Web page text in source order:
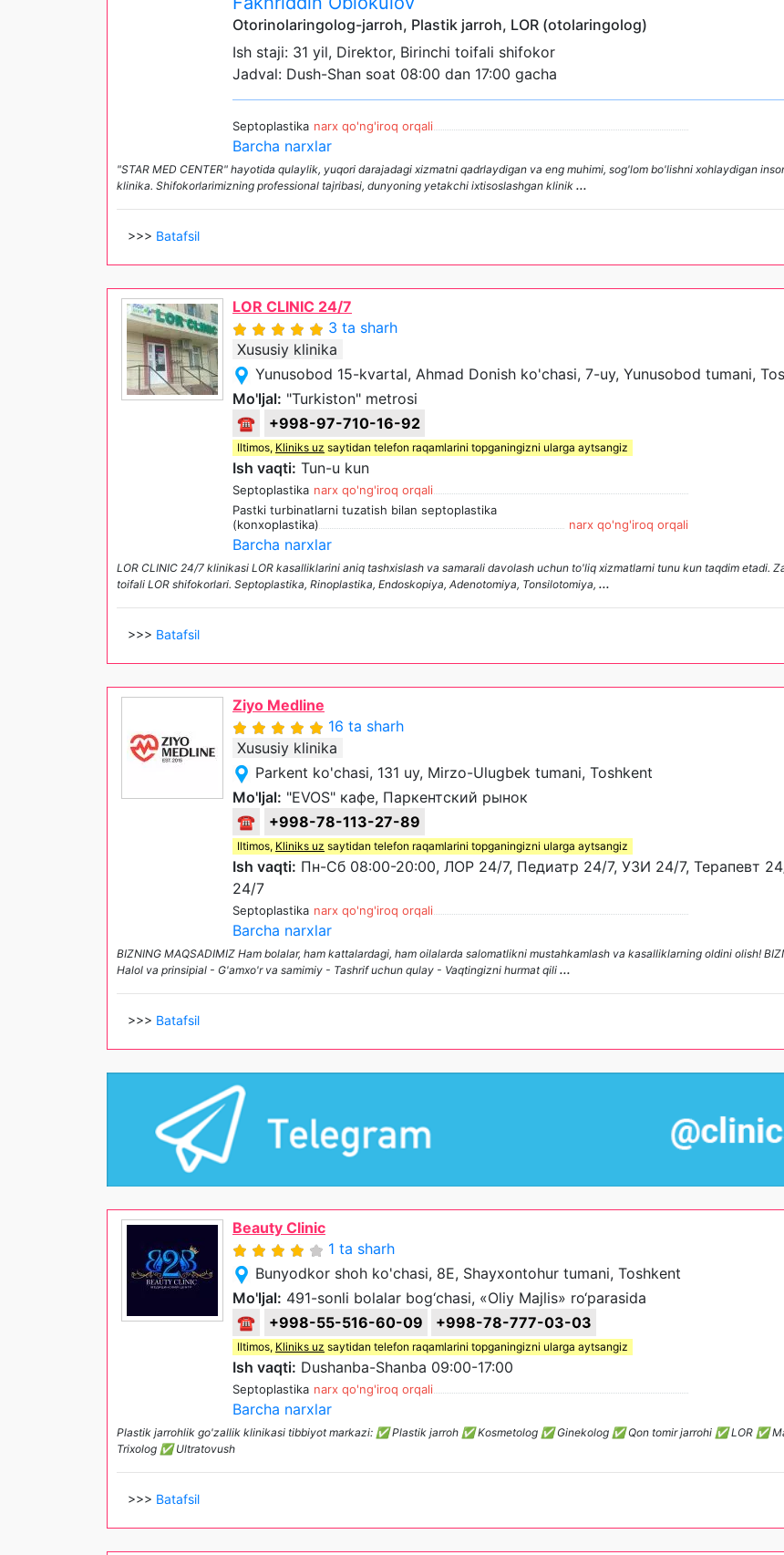
Otorinolaringolog-jarroh, Plastik jarroh, LOR (otolaringolog)
Ish staji: 31 yil, Direktor, Birinchi toifali shifokor
Jadval: Dush-Shan soat 08:00 dan 17:00 gacha
Septoplastika narx qo'ng'iroq orqali
Barcha narxlar
"STAR MED CENTER" hayotida qulaylik, yuqori darajadagi xizmatni qadrlaydigan va eng muhimi, sog'lom bo'lishni xohlaydigan
klinika. Shifokorlarimizning professional tajribasi, dunyoning yetakchi ixtisoslashgan klinik ...
>>> Batafsil
LOR CLINIC 24/7
3 ta sharh
Xususiy klinika
Yunusobod 15-kvartal, Ahmad Donish ko'chasi, 7-uy, Yunusobod tumani,
Mo'ljal: "Turkiston" metrosi
☎
+998-97-710-16-92
Iltimos, Kliniks uz saytidan telefon raqamlarini topganingizni ularga aytsangiz
Ish vaqti: Tun-u kun
Septoplastika narx qo'ng'iroq orqali
Pastki turbinatlarni tuzatish bilan septoplastika
(konxoplastika)
narx qo'ng'iroq orqali
Barcha narxlar
LOR CLINIC 24/7 klinikasi LOR kasalliklarini aniq tashxislash va samarali davolash uchun to'liq xizmatlarni tunu kun taqdim etadi.
toifali LOR shifokorlari. Septoplastika, Rinoplastika, Endoskopiya, Adenotomiya, Tonsilotomiya, ...
>>> Batafsil
Ziyo Medline
16 ta sharh
Xususiy klinika
Parkent ko'chasi, 131 uy, Mirzo-Ulugbek tumani, Toshkent
Mo'ljal: "EVOS" кафе, Паркентский рынок
☎
+998-78-113-27-89
Iltimos, Kliniks uz saytidan telefon raqamlarini topganingizni ularga aytsangiz
Ish vaqti: Пн-Сб 08:00-20:00, ЛОР 24/7, Педиатр 24/7, УЗИ 24/7, Терапевт
24/7
Septoplastika narx qo'ng'iroq orqali
Barcha narxlar
BIZNING MAQSADIMIZ Ham bolalar, ham kattalardagi, ham oilalarda salomatlikni mustahkamlash va kasalliklarning oldini olish!
Halol va prinsipial - G'amxo'r va samimiy - Tashrif uchun qulay - Vaqtingizni hurmat qili ...
>>> Batafsil
Beauty Clinic
1 ta sharh
Bunyodkor shoh ko'chasi, 8E, Shayxontohur tumani, Toshkent
Mo'ljal: 491-sonli bolalar bog‘chasi, «Oliy Majlis» ro‘parasida
☎
+998-55-516-60-09 +998-78-777-03-03
Iltimos, Kliniks uz saytidan telefon raqamlarini topganingizni ularga aytsangiz
Ish vaqti: Dushanba-Shanba 09:00-17:00
Septoplastika narx qo'ng'iroq orqali
Barcha narxlar
Plastik jarrohlik go'zallik klinikasi tibbiyot markazi: ✅ Plastik jarroh ✅ Kosmetolog ✅ Ginekolog ✅ Qon tomir jarrohi ✅ LOR ✅
Trixolog ✅ Ultratovush
>>> Batafsil